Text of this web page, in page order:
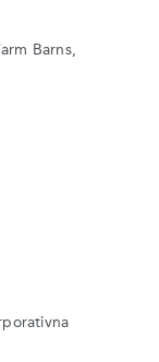
Barns,